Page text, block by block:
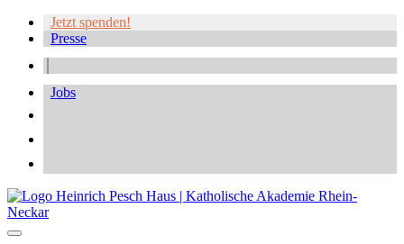
Jetzt spenden!
Presse
Jobs